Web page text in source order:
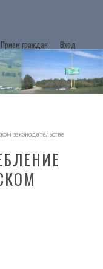
Прием граждан Вход
законодательстве